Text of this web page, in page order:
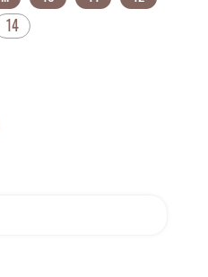
14